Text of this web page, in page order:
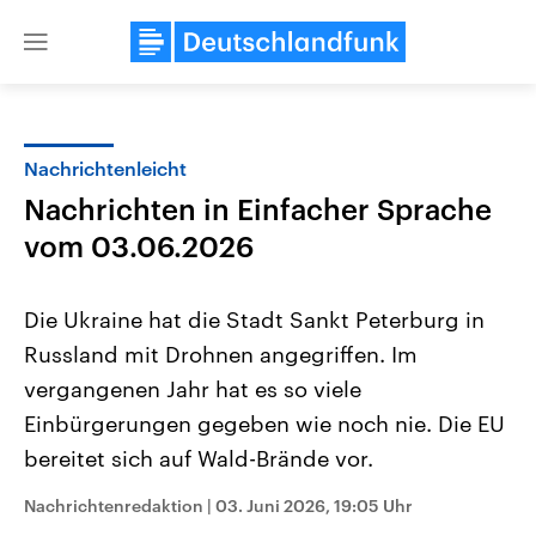
Close
Landtagswahl Sachsen-Anhalt
2026
Alle Informationen
Landtag. Seit 2021 wird das
USA
Aktuelle Beiträge,
Hintergründe
den mächtigsten Ländern
Nachrichtenleicht
Nachrichten in Einfacher Sprache
vom 03.06.2026
Die Ukraine hat die Stadt Sankt Peterburg in
Russland mit Drohnen angegriffen. Im
vergangenen Jahr hat es so viele
Einbürgerungen gegeben wie noch nie. Die EU
bereitet sich auf Wald-Brände vor.
Nachrichtenredaktion | 03. Juni 2026, 19:05 Uhr